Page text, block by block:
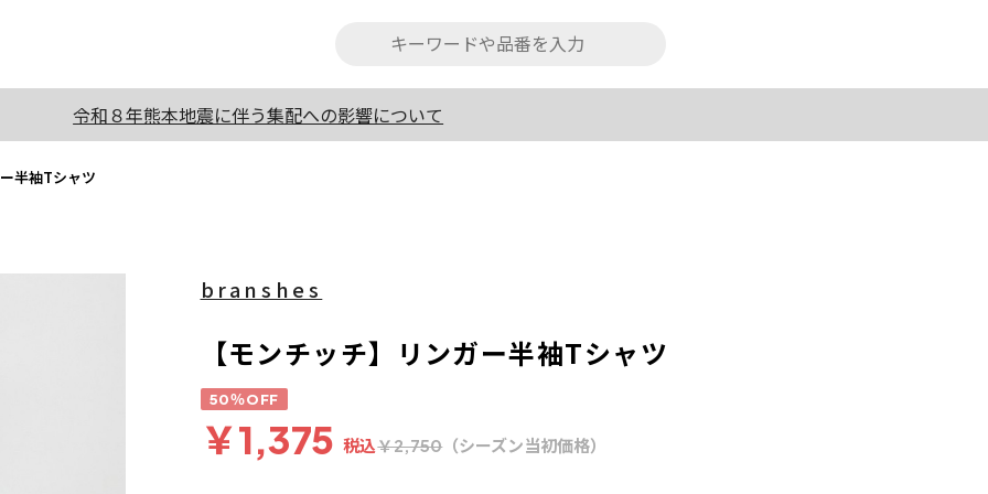
令和８年熊本地震に伴う集配への影響について
半袖Tシャツ
branshes
【モンチッチ】リンガー半袖Tシャツ
50％OFF
￥1,375 税込￥2,750（シーズン当初価格）